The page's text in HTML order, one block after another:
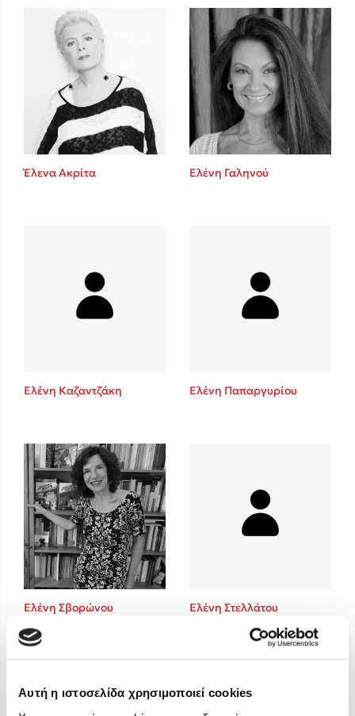
Αυτή η ιστοσελίδα χρησιμοποιεί cookies
Mel Robbins
Η μέθοδος Αφήστε τους
Δημοφιλείς Συγγραφείς
Φυστίκι ΠουΚυλάει
Sebastian Fitzek
Κατρίνα Τσάνταλη
Lucinda Riley
Mimi Matthews
Benzamin Bécue
Rebecca Yarros
Teo Benedetti
Τζένη Κουτσοδημητροπούλου
Ali Hazelwood
Cori Doerrfeld
Pierdomenico Baccalario
Δανάη Ιμπραχήμ
Έλενα Ακρίτα Ελένη Γαληνού
Ελένη Καζαντζάκη Ελένη Παπαργυρίου
Ελένη Σβορώνου Ελένη Στελλάτου